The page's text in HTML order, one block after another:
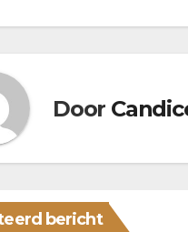
Door
bericht